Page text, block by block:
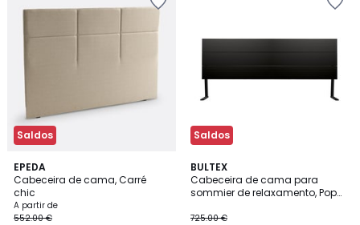
Saldos
EPEDA
Cabeceira de cama, Carré
chic
A partir de
552.00 €
3,2
/ 5
3
Cores
Saldos
BULTEX
Cabeceira de cama para
sommier de relaxamento, Pop
725.00 €
2
Cores